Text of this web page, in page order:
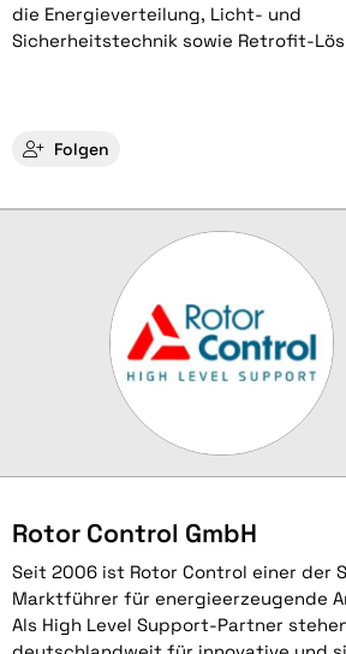
die Energieverteilung, Licht- und
Sicherheitstechnik sowie Retrofit-
Folgen
Rotor Control GmbH
Seit 2006 ist Rotor Control einer der
Marktführer für energieerzeugende
Als High Level Support-Partner